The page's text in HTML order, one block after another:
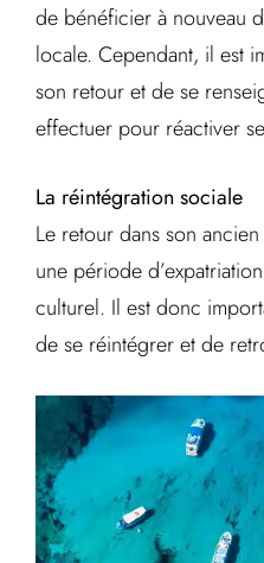
de bénéficier à nouveau
locale. Cependant, il est
son retour et de se
effectuer pour réactiver
La réintégration sociale
Le retour dans son
une période
culturel. Il est donc
de se réintégrer et de